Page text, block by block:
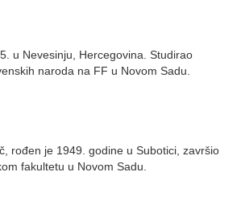
u Nevesinju, Hercegovina. Studirao
naroda na FF u Novom Sadu.
rođen je 1949. godine u Subotici, završio
fakultetu u Novom Sadu.